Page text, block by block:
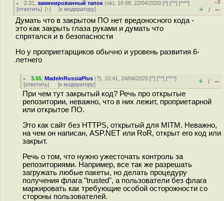
2.31 ,заминированный тапок (ok), 16:08, 22/04/2020 [^] [^^] [^^^]
[ответить] [↑] [к модератору]
–2
+ / –
Думать что в закрытом ПО нет вредоносного кода -
это как закрыть глаза руками и думать что
спрятался и в безопасности
Но у проприетарщиков обычно и уровень развития 6-
летнего
3.55 ,MadeInRussiaPlus (?), 10:41, 24/04/2020 [^] [^^] [^^^]
[ответить] [к модератору] + / –
При чем тут закрытый код? Речь про открытые
репозитории, неважно, что в них лежит, проприетарной
или открытое ПО.
Это как сайт без HTTPS, открытый для MITM. Неважно,
на чем он написан, ASP.NET или RoR, открыт его код или
закрыт.
Речь о том, что нужно ужесточать контроль за
репозиториями. Например, все так же разрешать
загружать любые пакеты, но делать процедуру
получения флага "trusted", а пользователи без флага
маркировать как требующие особой осторожности со
стороны пользователей.